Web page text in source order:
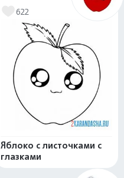
622
Яблоко с листочками с
глазками